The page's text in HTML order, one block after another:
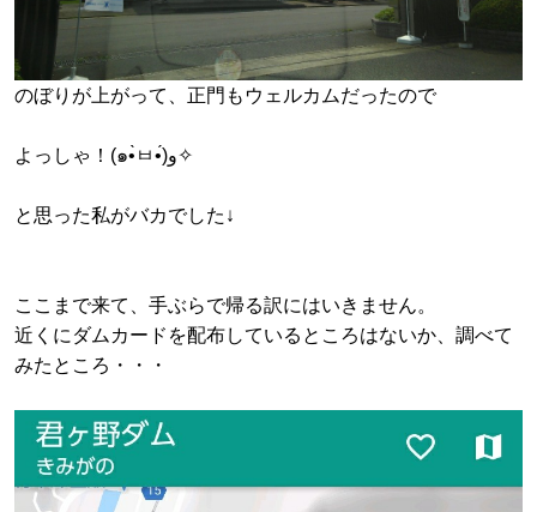
のぼりが上がって、正門もウェルカムだったので
よっしゃ！(๑•̀ㅂ•́)و✧
と思った私がバカでした↓
ここまで来て、手ぶらで帰る訳にはいきません。
近くにダムカードを配布しているところはないか、調べて
みたところ・・・